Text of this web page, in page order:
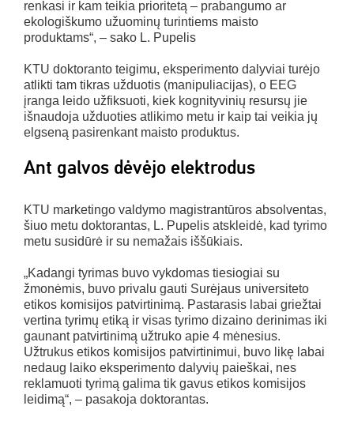
renkasi ir kam teikia prioritetą – prabangumo ar
ekologiškumo užuominų turintiems maisto
produktams“, – sako L. Pupelis
KTU doktoranto teigimu, eksperimento dalyviai turėjo
atlikti tam tikras užduotis (manipuliacijas), o EEG
įranga leido užfiksuoti, kiek kognityvinių resursų jie
išnaudoja užduoties atlikimo metu ir kaip tai veikia jų
elgseną pasirenkant maisto produktus.
Ant galvos dėvėjo elektrodus
KTU marketingo valdymo magistrantūros absolventas,
šiuo metu doktorantas, L. Pupelis atskleidė, kad tyrimo
metu susidūrė ir su nemažais iššūkiais.
„Kadangi tyrimas buvo vykdomas tiesiogiai su
žmonėmis, buvo privalu gauti Surėjaus universiteto
etikos komisijos patvirtinimą. Pastarasis labai griežtai
vertina tyrimų etiką ir visas tyrimo dizaino derinimas iki
gaunant patvirtinimą užtruko apie 4 mėnesius.
Užtrukus etikos komisijos patvirtinimui, buvo likę labai
nedaug laiko eksperimento dalyvių paieškai, nes
reklamuoti tyrimą galima tik gavus etikos komisijos
leidimą“, – pasakoja doktorantas.